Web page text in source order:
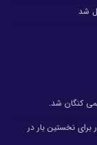
شد
کنگان شد.
برای نخستین بار در